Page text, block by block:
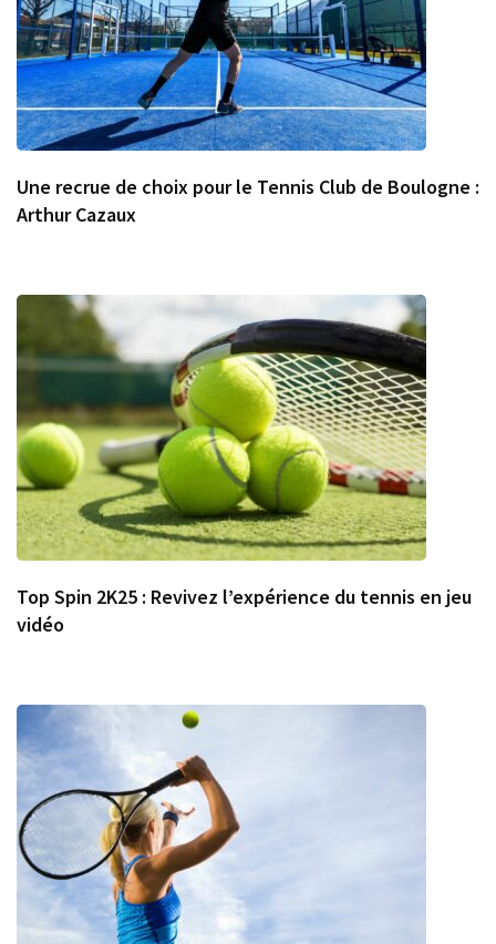
Une recrue de choix pour le Tennis Club de Boulogne :
Arthur Cazaux
Top Spin 2K25 : Revivez l’expérience du tennis en jeu
vidéo